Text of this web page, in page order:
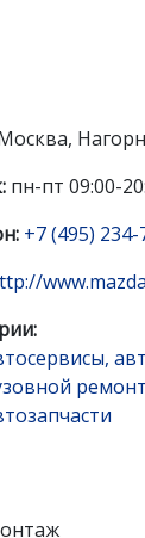
пн-пт 09:00-
+7 (495) 234-
ремонт